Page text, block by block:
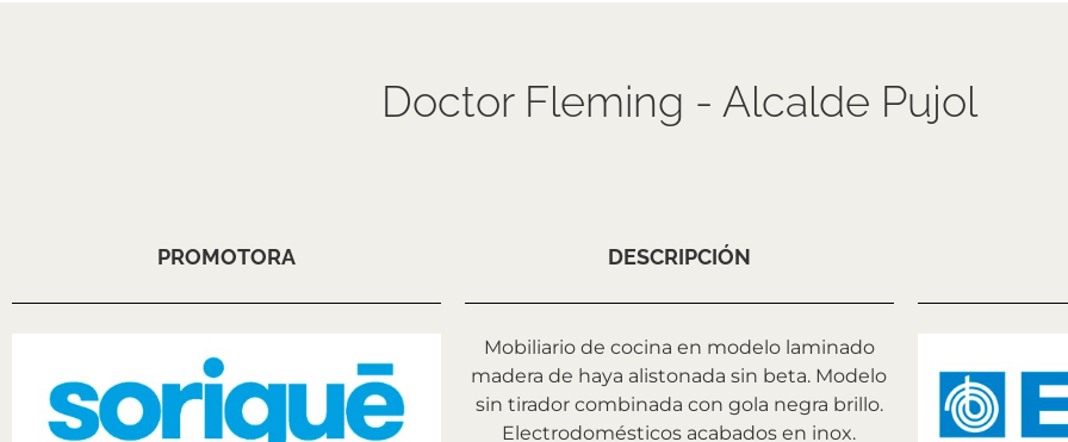
Doctor Fleming - Alcalde Pujol
PROMOTORA DESCRIPCIÓN
Mobiliario de cocina en modelo laminado
madera de haya alistonada sin beta. Modelo
sin tirador combinada con gola negra brillo.
Electrodomésticos acabados en inox.